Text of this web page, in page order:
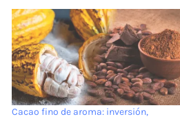
Cacao fino de aroma: inversión,